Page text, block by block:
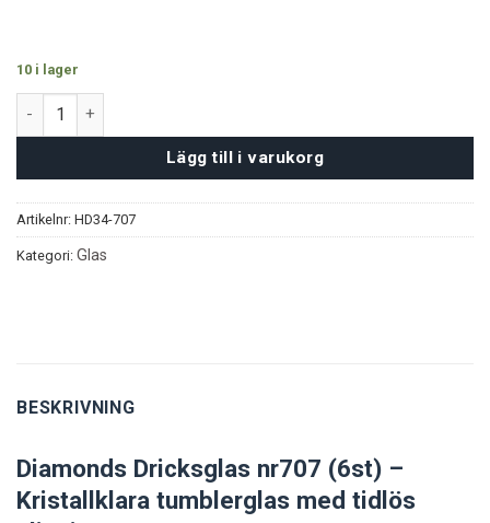
10 i lager
Diamonds Tumblerglas nr707 (6st) mängd
Lägg till i varukorg
Artikelnr: HD34-707
Kategori: Glas
BESKRIVNING
Diamonds Dricksglas nr707 (6st) –
Kristallklara tumblerglas med tidlös